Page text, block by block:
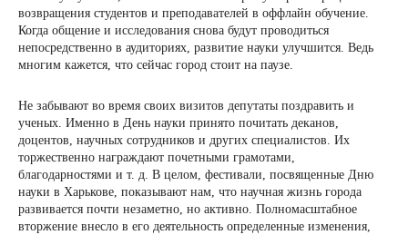
возвращения студентов и преподавателей в оффлайн обучение.
Когда общение и исследования снова будут проводиться
непосредственно в аудиториях, развитие науки улучшится. Ведь
многим кажется, что сейчас город стоит на паузе.
Не забывают во время своих визитов депутаты поздравить и
ученых. Именно в День науки принято почитать деканов,
доцентов, научных сотрудников и других специалистов. Их
торжественно награждают почетными грамотами,
благодарностями и т. д. В целом, фестивали, посвященные Дню
науки в Харькове, показывают нам, что научная жизнь города
развивается почти незаметно, но активно. Полномасштабное
вторжение внесло в его деятельность определенные изменения,